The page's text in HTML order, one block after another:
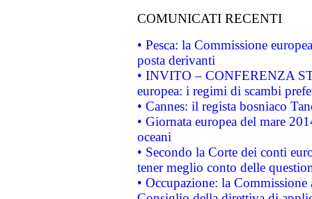
COMUNICATI RECENTI
• Pesca: la Commissione
posta derivanti
• INVITO – CONFERENZA
europea: i regimi di scambi
• Cannes: il regista bosniaco
• Giornata europea del mare
oceani
• Secondo la Corte dei conti
tener meglio conto delle
• Occupazione: la